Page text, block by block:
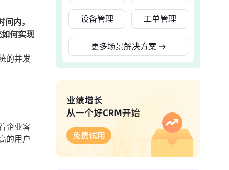
内，
何实现
的并发
企业客
的用户
设备管理 工单管理
更多场景解决方案 →